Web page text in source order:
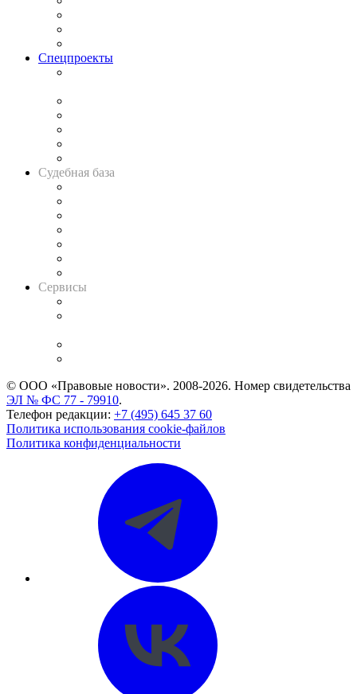
Спецпроекты
Судебная база
Сервисы
© ООО «Правовые новости». 2008-2026. Номер свидетельства
ЭЛ № ФС 77 - 79910.
Телефон редакции: +7 (495) 645 37 60
Политика использования cookie-файлов
Политика конфиденциальности